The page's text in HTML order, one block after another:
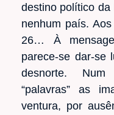
destino político da
nenhum país.
26… À
parece-se dar-se
desnorte.
“palavras” as
ventura, por